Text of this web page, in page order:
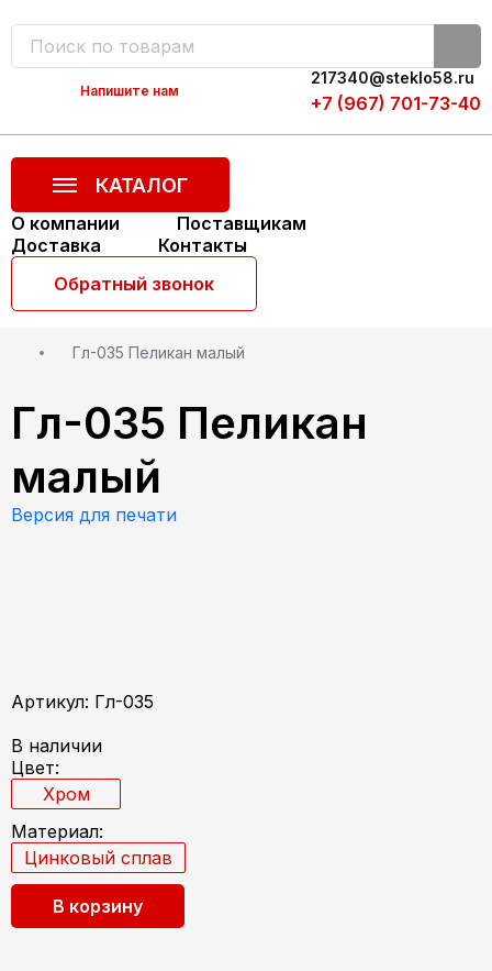
Напишите нам
217340@steklo58.ru
+7 (967) 701-73-40
КАТАЛОГ
О компании
Поставщикам
Доставка
Контакты
Обратный звонок
Главная
Каталог
Комплектующие для изготовления зеркал с
подсветкой
Гл-035 Пеликан малый
Гл-035 Пеликан
малый
Версия для печати
Артикул: Гл-035
В наличии
Цвет:
Хром
Материал:
Цинковый сплав
В корзину